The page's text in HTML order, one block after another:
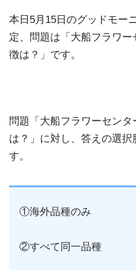
本日5月15日のグッドモー
定、問題は「大船フラワ
徴は？」です。
問題「大船フラワーセン
は？」に対し、答えの選
す。
①海外品種のみ
②すべて同一品種